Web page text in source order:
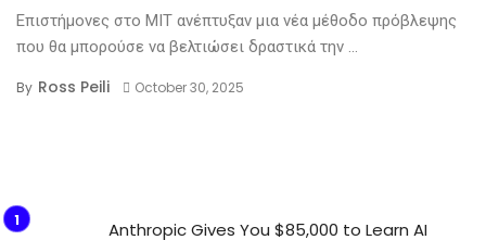
Επιστήμονες στο MIT ανέπτυξαν μια νέα μέθοδο πρόβλεψης
που θα μπορούσε να βελτιώσει δραστικά την ...
By Ross Peili October 30, 2025
Anthropic Gives You $85,000 to Learn AI